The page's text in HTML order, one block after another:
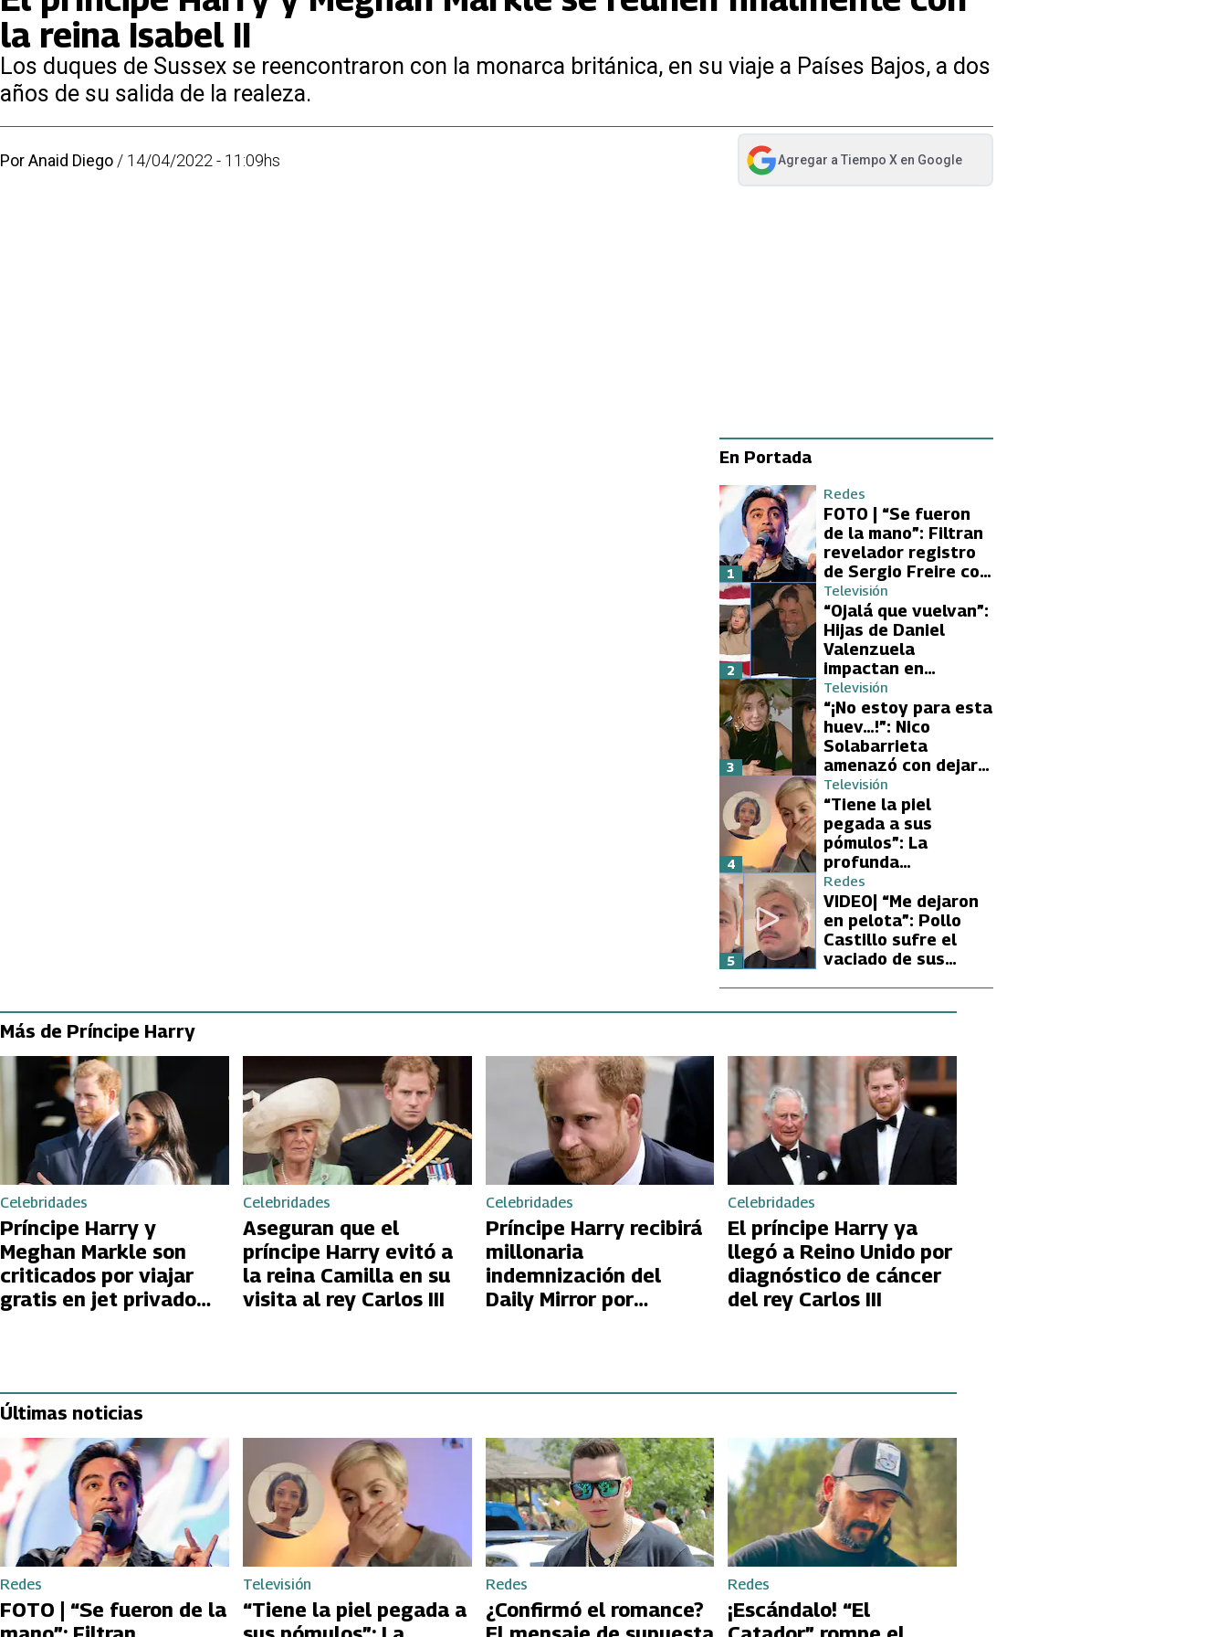
la reina Isabel II
Los duques de Sussex se reencontraron con la monarca británica, en su viaje a Países Bajos, a dos
años de su salida de la realeza.
PorAnaid Diego / 14/04/2022 - 11:09hs Agregar a Tiempo Xen Google
abre en nueva pestaña
En Portada
Redes
FOTO | “Se fueron
de la mano”: Filtran
revelador registro
de Sergio Freire con
supuesta nueva
conquista
1
Televisión
“Ojalá que vuelvan”:
Hijas de Daniel
Valenzuela
impactan en
Volverías con tu Ex
2 con directa
petición a su papá
sobre Yamila Reyna
2
Televisión
“¡No estoy para esta
huev…!”: Nico
Solabarrieta
amenazó con dejar
Volverías con tu Ex
tras encontrón con
Carmen Gloria
Arroyo
3
Televisión
“Tiene la piel
pegada a sus
pómulos”: La
profunda
preocupación de
Fran García-
Huidobro por la
extrema delgadez
de Kathy Orellana
4
Redes
VIDEO| “Me dejaron
en pelota”: Pollo
Castillo sufre el
vaciado de sus
5
Más de Príncipe Harry
Celebridades
Príncipe Harry y
Meghan Markle son
criticados por viajar
gratis en jet privado
Celebridades
Aseguran que el
príncipe Harry evitó a
la reina Camilla en su
visita al rey Carlos III
Celebridades
Príncipe Harry recibirá
millonaria
indemnización del
Daily Mirror por
Celebridades
El príncipe Harry ya
llegó a Reino Unido por
diagnóstico de cáncer
del rey Carlos III
Últimas noticias
Redes
FOTO | “Se fueron de la
Televisión
“Tiene la piel pegada a
Redes
¿Confirmó el romance?
Redes
¡Escándalo! “El